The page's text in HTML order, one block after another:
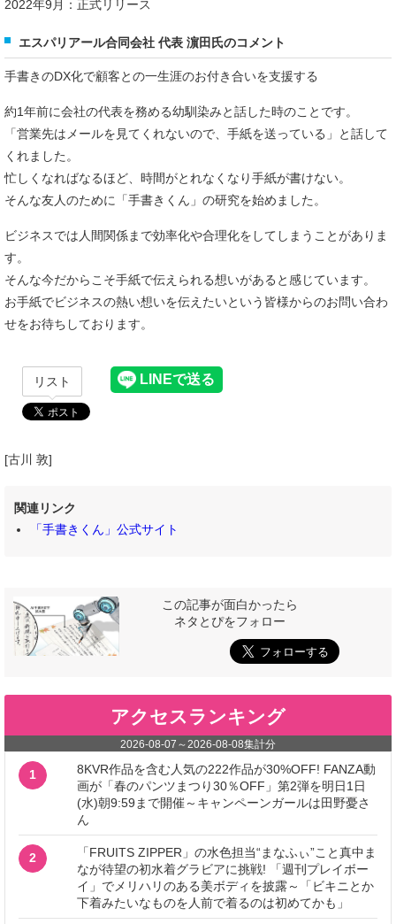
2022年9月：正式リリース
エスパリアール合同会社 代表 濵田氏のコメント
手書きのDX化で顧客との一生涯のお付き合いを支援する
約1年前に会社の代表を務める幼馴染みと話した時のことです。
「営業先はメールを見てくれないので、手紙を送っている」と話して
くれました。
忙しくなればなるほど、時間がとれなくなり手紙が書けない。
そんな友人のために「手書きくん」の研究を始めました。
ビジネスでは人間関係まで効率化や合理化をしてしまうことがありま
す。
そんな今だからこそ手紙で伝えられる想いがあると感じています。
お手紙でビジネスの熱い想いを伝えたいという皆様からのお問い合わ
せをお待ちしております。
リスト
[古川 敦]
関連リンク
「手書きくん」公式サイト
この記事が面白かったら
ネタとぴをフォロー
アクセスランキング
2026-08-07 ～ 2026-08-08集計分
1
8KVR作品を含む人気の222作品が30%OFF! FANZA動
画が「春のパンツまつり30％OFF」第2弾を明日1日
(水)朝9:59まで開催～キャンペーンガールは田野憂さ
ん
2
「FRUITS ZIPPER」の水色担当“まなふぃ”こと真中ま
なが待望の初水着グラビアに挑戦! 「週刊プレイボー
イ」でメリハリのある美ボディを披露～「ビキニとか
下着みたいなものを人前で着るのは初めてかも」